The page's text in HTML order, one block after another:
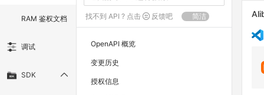
RAM 鉴权文档
调试
SDK
找不到 API ? 点击 反馈吧 简洁
OpenAPI 概览
变更历史
授权信息